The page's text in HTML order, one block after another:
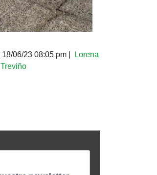
18/06/23 08:05 pm
Lorena
Treviño